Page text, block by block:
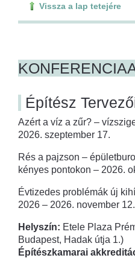
Vissza a lap tetejére
Építész
Azért a víz a zűr? –
2026. szeptember 17.
Rés a pajzson –
kényes pontokon – 2026.
Évtizedes problémák új
2026 – 2026. november 12.
Helyszín: Etele Plaza
Budapest, Hadak útja 1.)
Építészkamarai